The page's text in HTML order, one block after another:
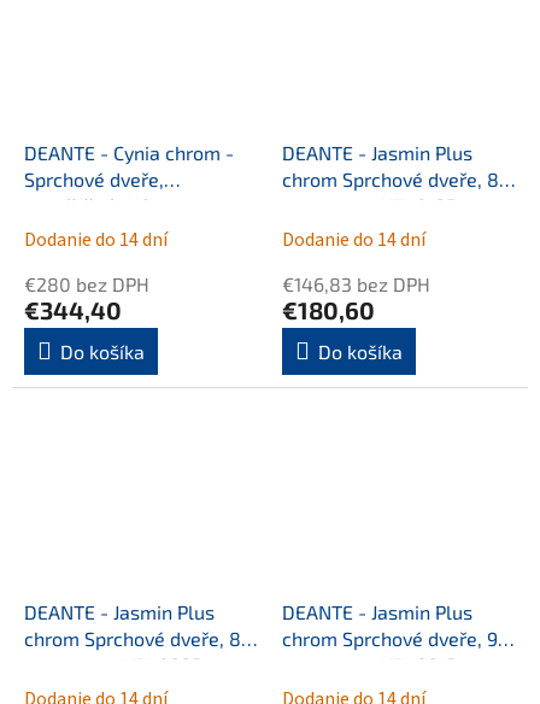
DEANTE - Cynia chrom -
Sprchové dveře,
zapuštěné, 110 cm -
posuvné KTC_011P
Dodanie do 14 dní
€280 bez DPH
€344,40
Do košíka
DEANTE - Jasmin Plus
chrom Sprchové dveře, 80
cm - panty KTJ_012D
Dodanie do 14 dní
€146,83 bez DPH
€180,60
Do košíka
DEANTE - Jasmin Plus
chrom Sprchové dveře, 80
cm - panty KTJ_022D
Dodanie do 14 dní
DEANTE - Jasmin Plus
chrom Sprchové dveře, 90
cm - panty KTJ_021D
Dodanie do 14 dní